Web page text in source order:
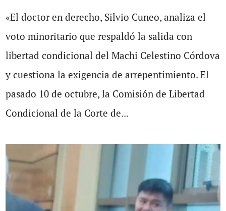
«El doctor en derecho, Silvio Cuneo, analiza el
voto minoritario que respaldó la salida con
libertad condicional del Machi Celestino Córdova
y cuestiona la exigencia de arrepentimiento. El
pasado 10 de octubre, la Comisión de Libertad
Condicional de la Corte de...